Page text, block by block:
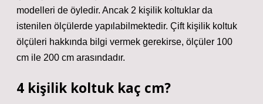
modelleri de öyledir. Ancak 2 kişilik koltuklar da
istenilen ölçülerde yapılabilmektedir. Çift kişilik koltuk
ölçüleri hakkında bilgi vermek gerekirse, ölçüler 100
cm ile 200 cm arasındadır.
4 kişilik koltuk kaç cm?